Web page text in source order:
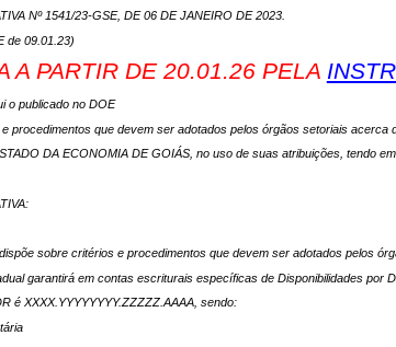
Nº 1541/23-GSE, DE 06 DE JANEIRO DE 2023.
de 09.01.23)
A PARTIR DE 20.01.26 PELA
o publicado no DOE
procedimentos que devem ser adotados pelos órgãos setoriais
DA ECONOMIA DE GOIÁS, no uso de suas atribuições, tendo
sobre critérios e procedimentos que devem ser adotados pelos
garantirá em contas escriturais específicas de Disponibilidades
é XXXX.YYYYYYYY.ZZZZZ.AAAA, sendo: